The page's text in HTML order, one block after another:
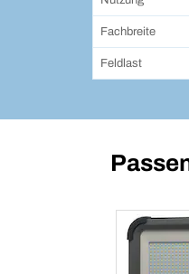
Fachbreite
Feldlast